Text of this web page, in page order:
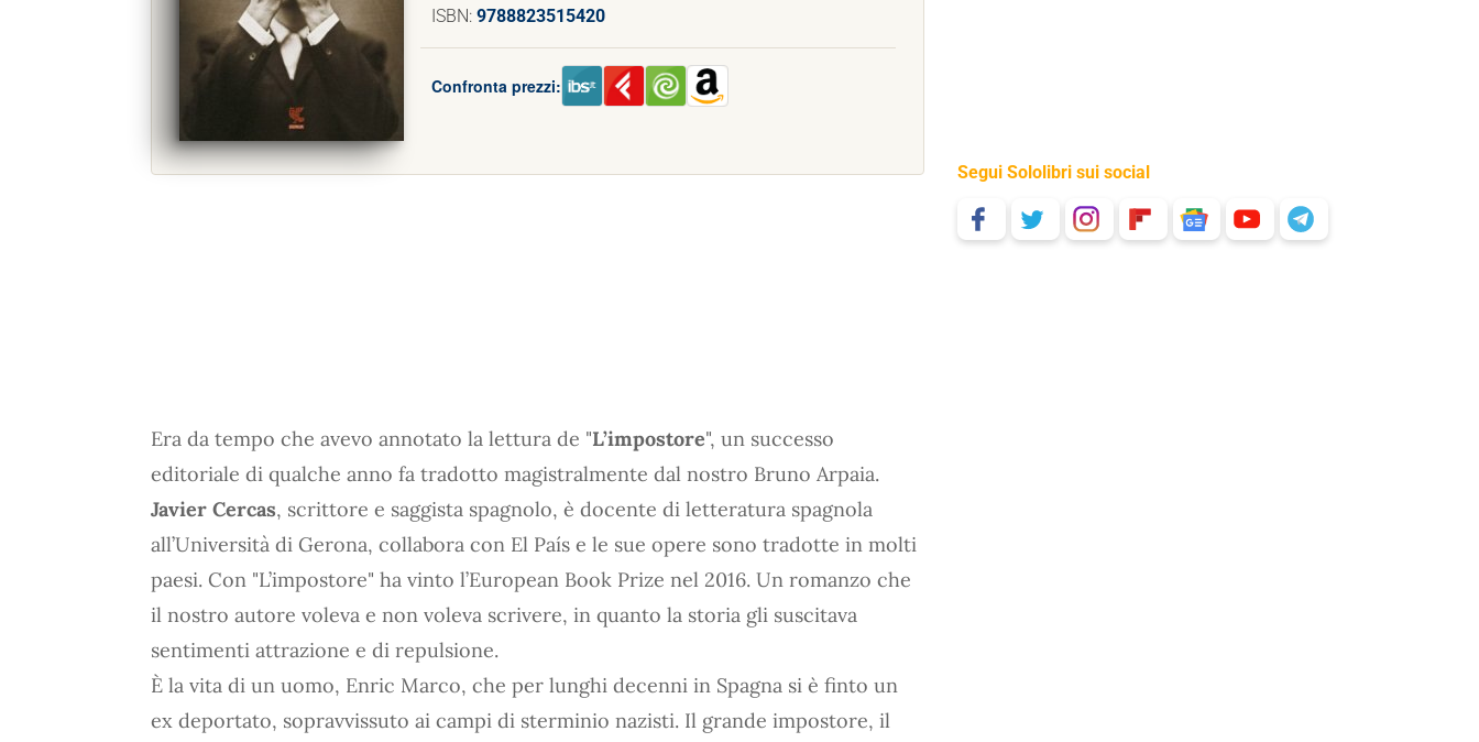
ISBN: 9788823515420
Confronta prezzi:
Era da tempo che avevo annotato la lettura de "L’impostore", un successo
editoriale di qualche anno fa tradotto magistralmente dal nostro Bruno Arpaia.
Javier Cercas, scrittore e saggista spagnolo, è docente di letteratura spagnola
all’Università di Gerona, collabora con El País e le sue opere sono tradotte in molti
paesi. Con "L’impostore" ha vinto l’European Book Prize nel 2016. Un romanzo che
il nostro autore voleva e non voleva scrivere, in quanto la storia gli suscitava
sentimenti attrazione e di repulsione.
È la vita di un uomo, Enric Marco, che per lunghi decenni in Spagna si è finto un
ex deportato, sopravvissuto ai campi di sterminio nazisti. Il grande impostore, il
Segui Sololibri sui social